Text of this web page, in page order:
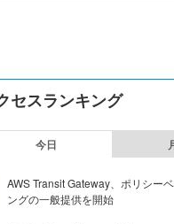
セスランキング
今日
AWS Transit Gateway、ポリシー
ングの一般提供を開始